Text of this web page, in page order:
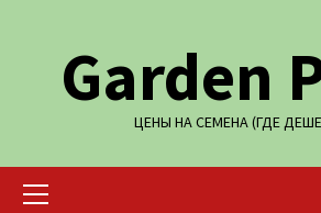
содержимомуGarden
ЦЕНЫ НА СЕМЕНА (ГДЕ
меню